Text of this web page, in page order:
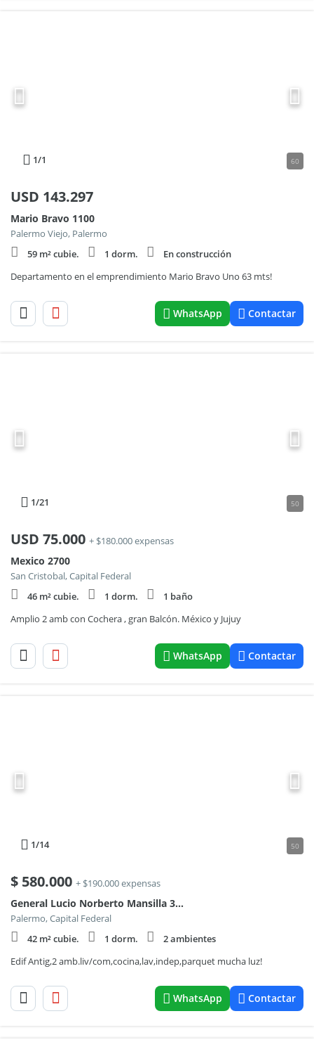
1/1 60
USD 143.297
Mario Bravo 1100
Palermo Viejo, Palermo
59 m² cubie.
1 dorm.
En construcción
Departamento en el emprendimiento Mario Bravo Uno 63 mts!
WhatsApp Contactar
1/21 50
USD 75.000 + $180.000 expensas
Mexico 2700
San Cristobal, Capital Federal
46 m² cubie.
1 dorm.
1 baño
Amplio 2 amb con Cochera , gran Balcón. México y Jujuy
WhatsApp Contactar
1/14 50
$ 580.000 + $190.000 expensas
General Lucio Norberto Mansilla 3500
Palermo, Capital Federal
42 m² cubie.
1 dorm.
2 ambientes
Edif Antig,2 amb.liv/com,cocina,lav,indep,parquet mucha luz!
WhatsApp Contactar